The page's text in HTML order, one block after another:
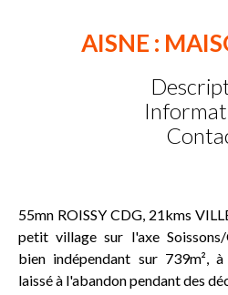
AISNE :
55mn ROISSY CDG, 21kms
petit village sur l'axe
bien indépendant sur 739m²,
laissé à l'abandon pendant des